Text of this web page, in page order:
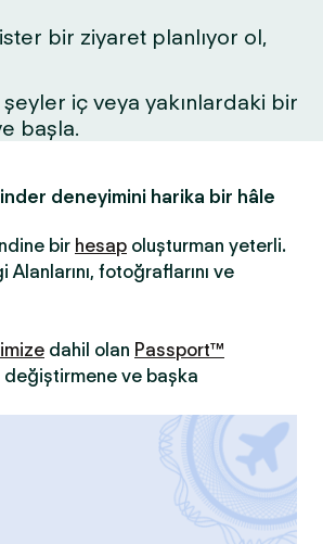
bir ziyaret planlıyor ol,
iç veya yakınlardaki bir
başla.
deneyimini harika bir hâle
bir hesap oluşturman yeterli.
fotoğraflarını ve
dahil olan Passport™
değiştirmene ve başka